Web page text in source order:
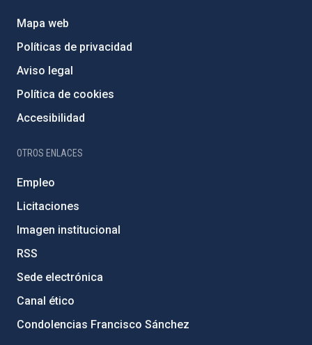
Mapa web
Políticas de privacidad
Aviso legal
Política de cookies
Accesibilidad
OTROS ENLACES
Empleo
Licitaciones
Imagen institucional
RSS
Sede electrónica
Canal ético
Condolencias Francisco Sánchez